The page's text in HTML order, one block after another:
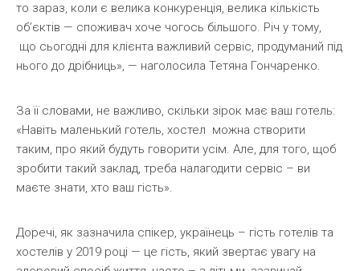
то зараз, коли є велика конкуренція, велика кількість
об’єктів — споживач хоче чогось більшого. Річ у тому,
що сьогодні для клієнта важливий сервіс, продуманий під
нього до дрібниць», — наголосила Тетяна Гончаренко.
За її словами, не важливо, скільки зірок має ваш готель:
«Навіть маленький готель, хостел можна створити
таким, про який будуть говорити усім. Але, для того, щоб
зробити такий заклад, треба налагодити сервіс – ви
маєте знати, хто ваш гість».
Доречі, як зазначила спікер, українець – гість готелів та
хостелів у 2019 році — це гість, який звертає увагу на